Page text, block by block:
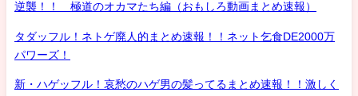
逆襲！！ 極道のオカマたち編（おもしろ動画まとめ速報）
タダッフル！ネトゲ廃人的まとめ速報！！ネット乞食DE2000万
パワーズ！
新・ハゲッフル！哀愁のハゲ男の髪ってるまとめ速報！！激しく